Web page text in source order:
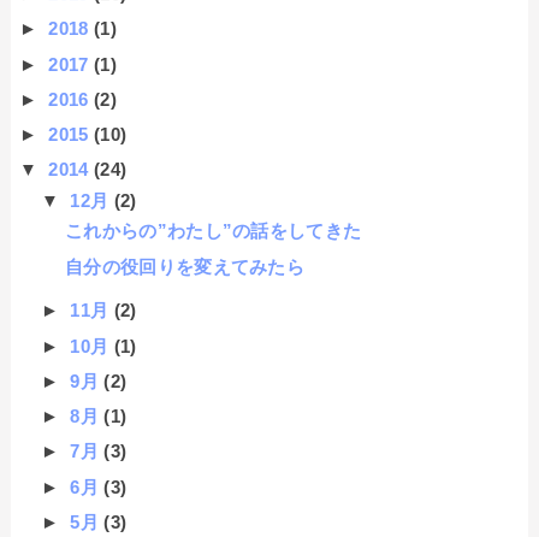
►2018(1)
►2017(1)
►2016(2)
►2015(10)
▼2014(24)
▼ 12月 (2)
これからの”わたし”の話をしてきた
自分の役回りを変えてみたら
► 11月 (2)
► 10月 (1)
►9月(2)
►8月(1)
►7月(3)
►6月(3)
►5月(3)